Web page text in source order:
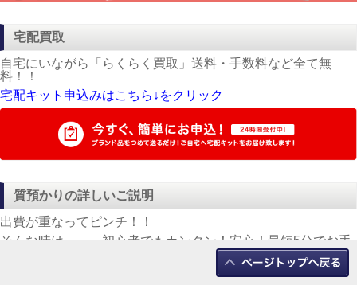
メール査定
メール査定ではフォーマットに入力して送るだけの簡単な操作
で査定が出来るので、時間があれば一度試してみてください！
メール査定はこちら↓をクリック